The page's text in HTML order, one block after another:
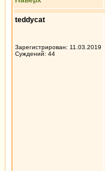
teddycat
Зарегистрирован: 11.03.2019
Суждений: 44